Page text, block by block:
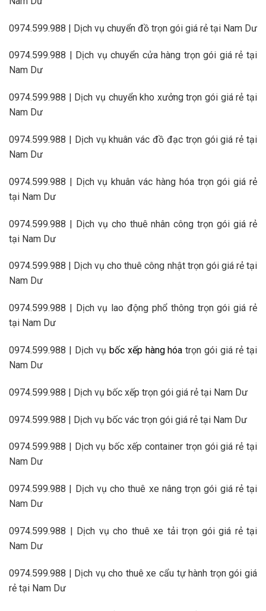
0974.599.988 | Dịch vụ chuyển đồ trọn gói giá rẻ tại Nam Dư
0974.599.988 | Dịch vụ chuyển cửa hàng trọn gói giá rẻ tại
Nam Dư
0974.599.988 | Dịch vụ chuyển kho xưởng trọn gói giá rẻ tại
Nam Dư
0974.599.988 | Dịch vụ khuân vác đồ đạc trọn gói giá rẻ tại
Nam Dư
0974.599.988 | Dịch vụ khuân vác hàng hóa trọn gói giá rẻ
tại Nam Dư
0974.599.988 | Dịch vụ cho thuê nhân công trọn gói giá rẻ
tại Nam Dư
0974.599.988 | Dịch vụ cho thuê công nhật trọn gói giá rẻ tại
Nam Dư
0974.599.988 | Dịch vụ lao động phổ thông trọn gói giá rẻ
tại Nam Dư
0974.599.988 | Dịch vụ bốc xếp hàng hóa trọn gói giá rẻ tại
Nam Dư
0974.599.988 | Dịch vụ bốc xếp trọn gói giá rẻ tại Nam Dư
0974.599.988 | Dịch vụ bốc vác trọn gói giá rẻ tại Nam Dư
0974.599.988 | Dịch vụ bốc xếp container trọn gói giá rẻ tại
Nam Dư
0974.599.988 | Dịch vụ cho thuê xe nâng trọn gói giá rẻ tại
Nam Dư
0974.599.988 | Dịch vụ cho thuê xe tải trọn gói giá rẻ tại
Nam Dư
0974.599.988 | Dịch vụ cho thuê xe cẩu tự hành trọn gói giá
rẻ tại Nam Dư